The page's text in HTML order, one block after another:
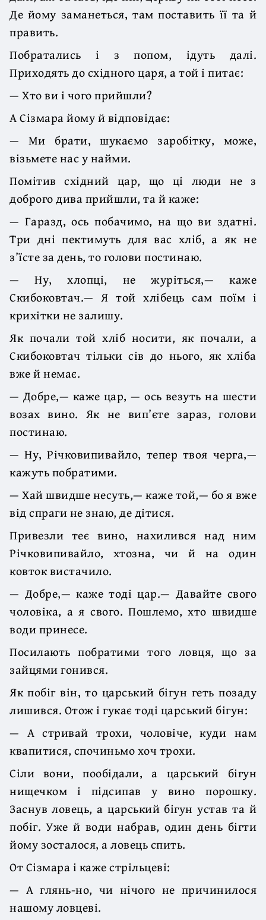
Де йому заманеться, там поставить її та й
править.
Побратались і з попом, ідуть далі.
Приходять до східного царя, а той і питає:
— Хто ви і чого прийшли?
А Сізмара йому й відповідає:
— Ми брати, шукаємо заробітку, може,
візьмете нас у найми.
Помітив східний цар, що ці люди не з
доброго дива прийшли, та й каже:
— Гаразд, ось побачимо, на що ви здатні.
Три дні пектимуть для вас хліб, а як не
з’їсте за день, то голови постинаю.
— Ну, хлопці, не журіться,— каже
Скибоковтач.— Я той хлібець сам поїм і
крихітки не залишу.
Як почали той хліб носити, як почали, а
Скибоковтач тільки сів до нього, як хліба
вже й немає.
— Добре,— каже цар, — ось везуть на шести
возах вино. Як не вип’єте зараз, голови
постинаю.
— Ну, Річковипивайло, тепер твоя черга,—
кажуть побратими.
— Хай швидше несуть,— каже той,— бо я вже
від спраги не знаю, де дітися.
Привезли теє вино, нахилився над ним
Річковипивайло, хтозна, чи й на один
ковток вистачило.
— Добре,— каже тоді цар.— Давайте свого
чоловіка, а я свого. Пошлемо, хто швидше
води принесе.
Посилають побратими того ловця, що за
зайцями гонився.
Як побіг він, то царський бігун геть позаду
лишився. Отож і гукає тоді царський бігун:
— А стривай трохи, чоловіче, куди нам
квапитися, спочиньмо хоч трохи.
Сіли вони, пообідали, а царський бігун
нищечком і підсипав у вино порошку.
Заснув ловець, а царський бігун устав та й
побіг. Уже й води набрав, один день бігти
йому зосталося, а ловець спить.
От Сізмара і каже стрільцеві:
— А глянь-но, чи нічого не причинилося
нашому ловцеві.